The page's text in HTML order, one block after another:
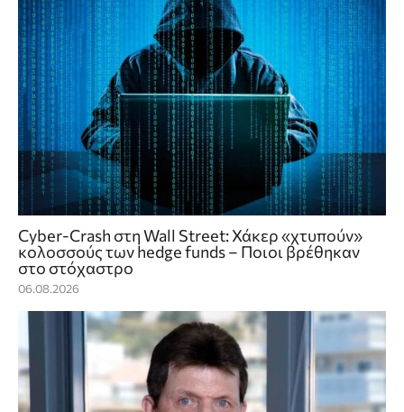
Cyber-Crash στη Wall Street: Χάκερ «χτυπούν»
κολοσσούς των hedge funds – Ποιοι βρέθηκαν
στο στόχαστρο
06.08.2026